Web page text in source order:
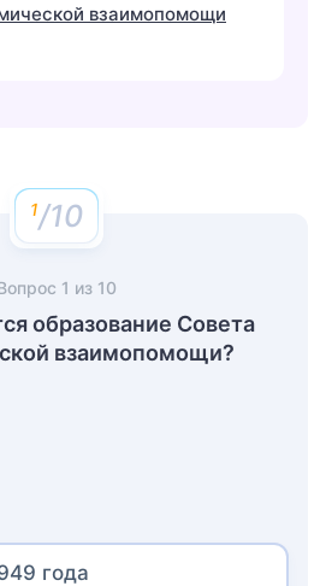
взаимопомощи
/10
1 из 10
образование Совета
взаимопомощи?
года